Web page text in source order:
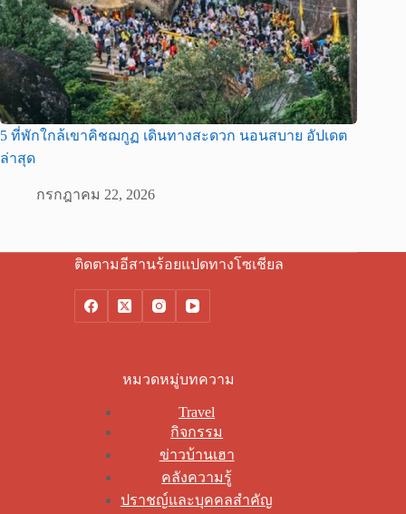
5 ที่พักใกล้เขาคิชฌกูฏ เดินทางสะดวก นอนสบาย อัปเดต
ล่าสุด
กรกฎาคม 22, 2026
ติดตามอีสานร้อยแปดทางโซเชียล
หมวดหมู่บทความ
Travel
กิจกรรม
ข่าวบ้านเฮา
คลังความรู้
ปราชญ์และบุคคลสำคัญ